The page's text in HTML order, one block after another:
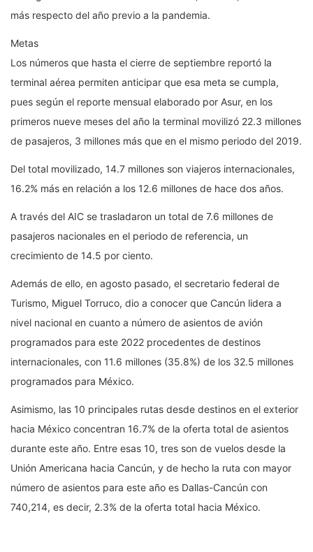
más respecto del año previo a la pandemia.
Metas
Los números que hasta el cierre de septiembre reportó la
terminal aérea permiten anticipar que esa meta se cumpla,
pues según el reporte mensual elaborado por Asur, en los
primeros nueve meses del año la terminal movilizó 22.3 millones
de pasajeros, 3 millones más que en el mismo periodo del 2019.
Del total movilizado, 14.7 millones son viajeros internacionales,
16.2% más en relación a los 12.6 millones de hace dos años.
A través del AIC se trasladaron un total de 7.6 millones de
pasajeros nacionales en el periodo de referencia, un
crecimiento de 14.5 por ciento.
Además de ello, en agosto pasado, el secretario federal de
Turismo, Miguel Torruco, dio a conocer que Cancún lidera a
nivel nacional en cuanto a número de asientos de avión
programados para este 2022 procedentes de destinos
internacionales, con 11.6 millones (35.8%) de los 32.5 millones
programados para México.
Asimismo, las 10 principales rutas desde destinos en el exterior
hacia México concentran 16.7% de la oferta total de asientos
durante este año. Entre esas 10, tres son de vuelos desde la
Unión Americana hacia Cancún, y de hecho la ruta con mayor
número de asientos para este año es Dallas-Cancún con
740,214, es decir, 2.3% de la oferta total hacia México.